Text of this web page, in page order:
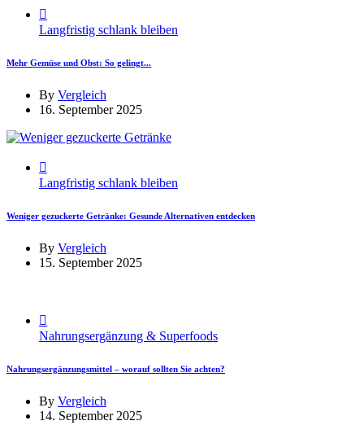
Langfristig schlank bleiben
Mehr Gemüse und Obst: So gelingt...
By Vergleich
16. September 2025
Langfristig schlank bleiben
Weniger gezuckerte Getränke: Gesunde Alternativen entdecken
By Vergleich
15. September 2025
Nahrungsergänzung & Superfoods
Nahrungsergänzungsmittel – worauf sollten Sie achten?
By Vergleich
14. September 2025